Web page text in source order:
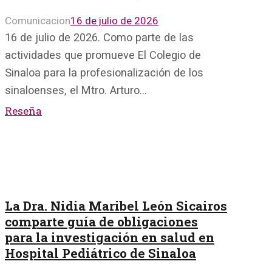
Comunicacion16 de julio de 2026
16 de julio de 2026. Como parte de las
actividades que promueve El Colegio de
Sinaloa para la profesionalización de los
sinaloenses, el Mtro. Arturo…
Reseña
La Dra. Nidia Maribel León Sicairos
comparte guía de obligaciones
para la investigación en salud en
Hospital Pediátrico de Sinaloa